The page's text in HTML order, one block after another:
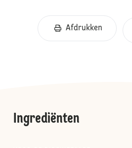
Afdrukken
Ingrediënten